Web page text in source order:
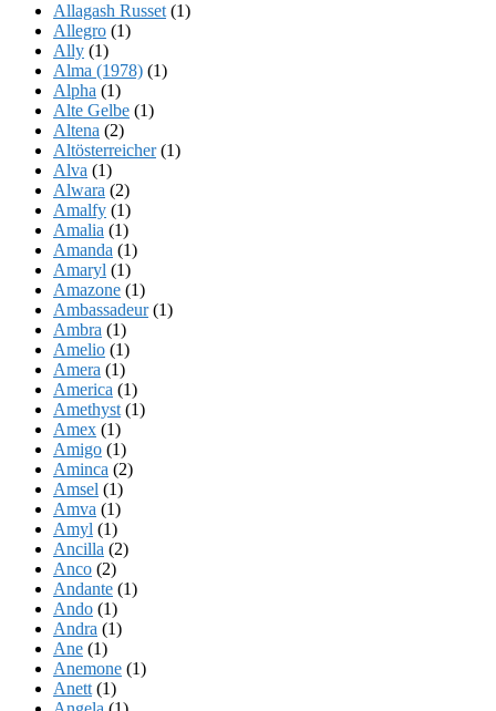
Allagash Russet (1)
Allegro (1)
Ally (1)
Alma (1978) (1)
Alpha (1)
Alte Gelbe (1)
Altena (2)
Altösterreicher(1)
Alva (1)
Alwara (2)
Amalfy (1)
Amalia (1)
Amanda (1)
Amaryl (1)
Amazone (1)
Ambassadeur(1)
Ambra (1)
Amelio (1)
Amera (1)
America (1)
Amethyst (1)
Amex (1)
Amigo (1)
Aminca (2)
Amsel (1)
Amva (1)
Amyl (1)
Ancilla (2)
Anco (2)
Andante (1)
Ando (1)
Andra (1)
Ane (1)
Anemone (1)
Anett (1)